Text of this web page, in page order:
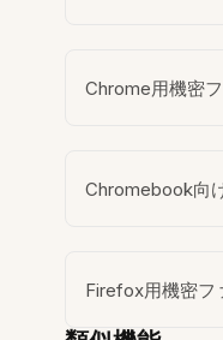
Chrome用機密
Chromebook向
Firefox用機密フ